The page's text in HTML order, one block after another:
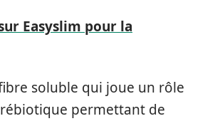
Easyslim pour la
soluble qui joue un rôle
permettant de